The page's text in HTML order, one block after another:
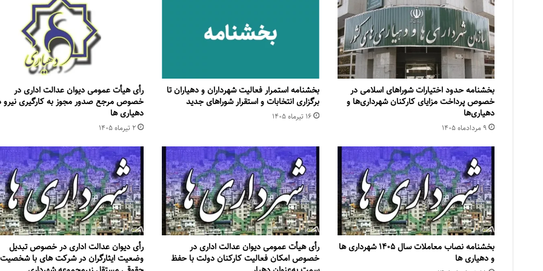
بخشنامه حدود اختیارات شوراهای اسلامی در
خصوص پرداخت مزایای کارکنان شهرداری‌ها و
دهیاری‌ها
۹ مرداد‌ماه ۱۴۰۵
بخشنامه استمرار فعالیت شهرداران و دهیاران تا
برگزاری انتخابات و استقرار شوراهای جدید
۱۶ تیر‌ماه ۱۴۰۵
رأی هیأت عمومی دیوان عدالت اداری در
خصوص مرجع صدور مجوز به کارگیری نیرو
دهیاری ها
۲ تیر‌ماه ۱۴۰۵
بخشنامه نصاب معاملات سال ۱۴۰۵ شهرداری ها
و دهیاری ها
رأی هیأت عمومی دیوان عدالت اداری در
خصوص امکان فعالیت کارکنان دولت با حفظ
رأی دیوان عدالت اداری در خصوص تبدیل
وضعیت ایثارگران در شرکت های با شخصیت